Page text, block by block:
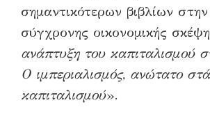
σημαντικότερων βιβλίων
σύγχρονης οικονομικής
ανάπτυξη του καπιταλισμού
Ο ιμπεριαλισμός, ανώτατο
καπιταλισμού».